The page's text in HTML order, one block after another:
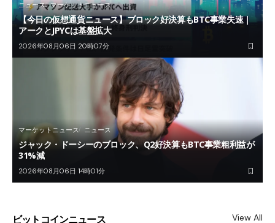
ニュース マーケットニュース
【今日の仮想通貨ニュース】ブロック好決算もBTC事業失速｜
アークとJPYCは基盤拡大
2026年08月06日 20時07分
マーケットニュース ニュース
ジャック・ドーシーのブロック、Q2好決算もBTC事業粗利益が
31%減
2026年08月06日 14時01分
ビットコインニュース View All